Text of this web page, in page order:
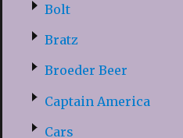
Bolt
Bratz
Broeder Beer
Captain America
Cars